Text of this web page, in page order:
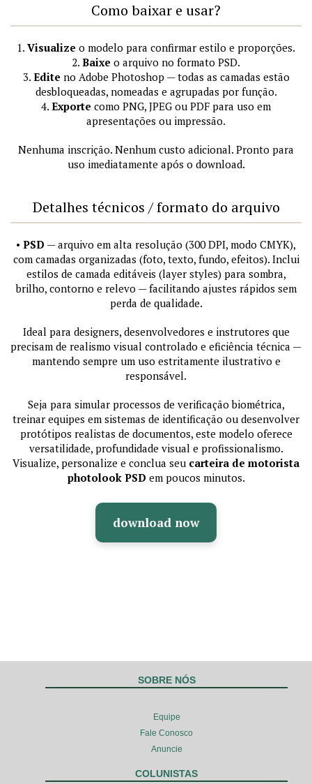
Como baixar e usar?
1. Visualize o modelo para confirmar estilo e proporções.
2. Baixe o arquivo no formato PSD.
3. Edite no Adobe Photoshop — todas as camadas estão
desbloqueadas, nomeadas e agrupadas por função.
4. Exporte como PNG, JPEG ou PDF para uso em
apresentações ou impressão.
Nenhuma inscrição. Nenhum custo adicional. Pronto para
uso imediatamente após o download.
Detalhes técnicos / formato do arquivo
• PSD — arquivo em alta resolução (300 DPI, modo CMYK),
com camadas organizadas (foto, texto, fundo, efeitos). Inclui
estilos de camada editáveis (layer styles) para sombra,
brilho, contorno e relevo — facilitando ajustes rápidos sem
perda de qualidade.
Ideal para designers, desenvolvedores e instrutores que
precisam de realismo visual controlado e eficiência técnica —
mantendo sempre um uso estritamente ilustrativo e
responsável.
Seja para simular processos de verificação biométrica,
treinar equipes em sistemas de identificação ou desenvolver
protótipos realistas de documentos, este modelo oferece
versatilidade, profundidade visual e profissionalismo.
Visualize, personalize e conclua seu carteira de motorista
photolook PSD em poucos minutos.
download now
SOBRE NÓS
Equipe
Fale Conosco
Anuncie
COLUNISTAS